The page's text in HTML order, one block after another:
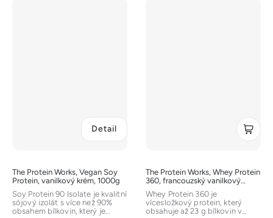
The Protein Works, Vegan Soy
Protein, vanilkový krém, 1000g
Detail
Soy Protein 90 Isolate je kvalitní
sójový izolát s více než 90%
obsahem bílkovin, který je
The Protein Works, Whey Protein
360, francouzský vanilkový
Whey Protein 360 je
vícesložkový protein, který
obsahuje až 23 g bílkovin v